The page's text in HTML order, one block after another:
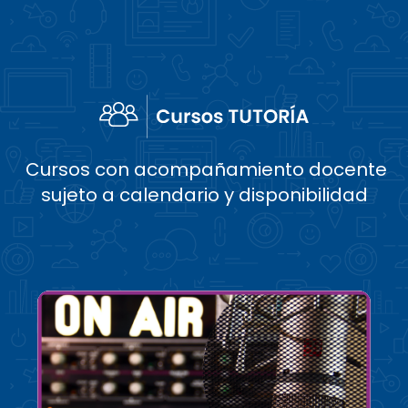
Cursos con acompañamiento docente
sujeto a calendario y disponibilidad